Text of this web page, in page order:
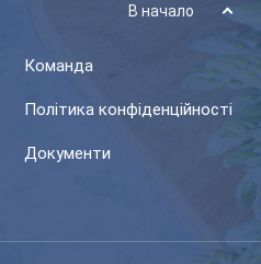
В начало
Команда
Політика конфіденційності
Документи